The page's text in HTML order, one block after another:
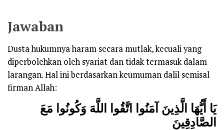
Jawaban
Dusta hukumnya haram secara mutlak, kecuali yang
diperbolehkan oleh syariat dan tidak termasuk dalam
larangan. Hal ini berdasarkan keumuman dalil semisal
firman Allah:
يَا أَيُّهَا الَّذِينَ آمَنُوا اتَّقُوا اللَّهَ وَكُونُوا مَعَ
الصَّادِقِينَ